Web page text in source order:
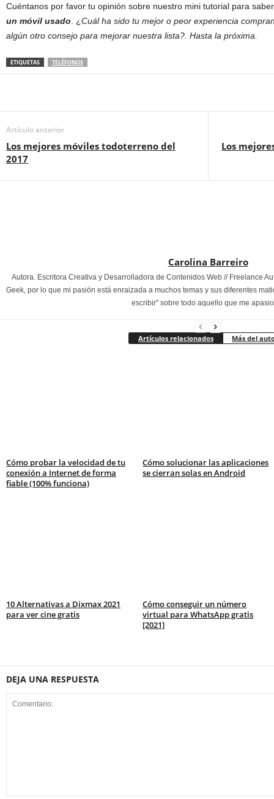
Cuéntanos por favor tu opinión sobre nuestro mini tutorial para
un móvil usado. ¿Cuál ha sido tu mejor o peor experiencia
algún otro consejo para mejorar nuestra lista?. Hasta la próxima.
ETIQUETAS TELÉFONOS
Artículo anterior
Los mejores móviles todoterreno del
2017
Los
Carolina Barreiro
Autora. Escritora Creativa y Desarrolladora de Contenidos Web // Freelance
Geek, por lo que mi pasión está enraizada a muchos temas y sus diferentes
escribir" sobre todo aquello que me
Artículos relacionados Más del
Cómo probar la velocidad de tu
conexión a Internet de forma
fiable (100% funciona)
Cómo solucionar las aplicaciones
se cierran solas en Android
10 Alternativas a Dixmax 2021
para ver cine gratis
Cómo conseguir un número
virtual para WhatsApp gratis
[2021]
DEJA UNA RESPUESTA